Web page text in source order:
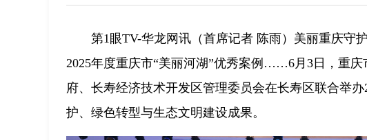
第1眼TV-华龙网讯（首席记者 陈雨）美丽重庆守
2025年度重庆市“美丽河湖”优秀案例……6月3日，重
府、长寿经济技术开发区管理委员会在长寿区联合举
护、绿色转型与生态文明建设成果。